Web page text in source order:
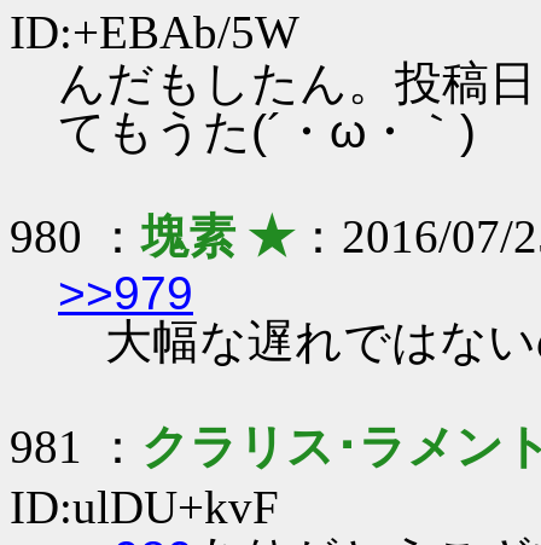
ID:+EBAb/5W
んだもしたん。投稿
てもうた(´・ω・｀)
980 ：塊素 ★：2016/07/
>>979
大幅な遅れではな
981 ： クラリス･ラメン
ID:ulDU+kvF